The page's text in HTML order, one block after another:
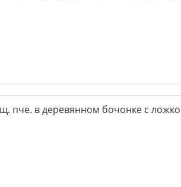
пче. в деревянном бочонке с